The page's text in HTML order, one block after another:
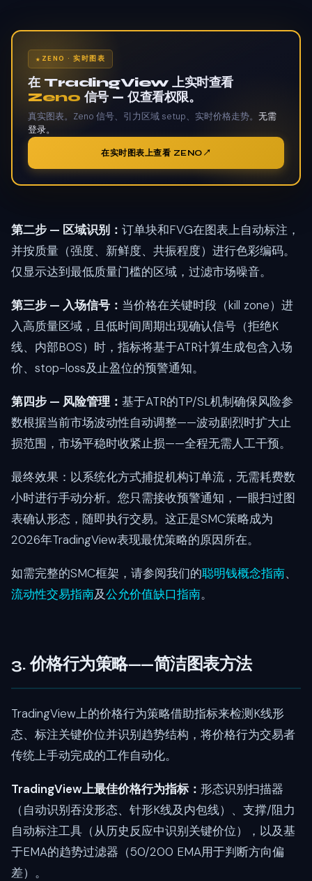
ZENO · 实时图表
在 TradingView 上实时查看
Zeno 信号 — 仅查看权限。
真实图表。Zeno 信号、引力区域 setup、实时价格走势。 无需
登录。
在实时图表上查看 ZENO
第二步 — 区域识别： 订单块和FVG在图表上自动标注，
并按质量（强度、新鲜度、共振程度）进行色彩编码。
仅显示达到最低质量门槛的区域，过滤市场噪音。
第三步 — 入场信号： 当价格在关键时段（kill zone）进
入高质量区域，且低时间周期出现确认信号（拒绝K
线、内部BOS）时，指标将基于ATR计算生成包含入场
价、stop-loss及止盈位的预警通知。
第四步 — 风险管理： 基于ATR的TP/SL机制确保风险参
数根据当前市场波动性自动调整——波动剧烈时扩大止
损范围，市场平稳时收紧止损——全程无需人工干预。
最终效果：以系统化方式捕捉机构订单流，无需耗费数
小时进行手动分析。您只需接收预警通知，一眼扫过图
表确认形态，随即执行交易。这正是SMC策略成为
2026年TradingView表现最优策略的原因所在。
如需完整的SMC框架，请参阅我们的聪明钱概念指南、
流动性交易指南及公允价值缺口指南。
3. 价格行为策略——简洁图表方法
TradingView上的价格行为策略借助指标来检测K线形
态、标注关键价位并识别趋势结构，将价格行为交易者
传统上手动完成的工作自动化。
TradingView上最佳价格行为指标： 形态识别扫描器
（自动识别吞没形态、针形K线及内包线）、支撑/阻力
自动标注工具（从历史反应中识别关键价位），以及基
于EMA的趋势过滤器（50/200 EMA用于判断方向偏
差）。